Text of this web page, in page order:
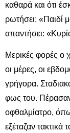
καθαρά και ότι
ρωτήσει: «Παιδί
απαντήσει:
Μερικές φορές ο
οι μέρες, οι
γρήγορα.
φως του.
οφθαλμίατρο,
εξέταζαν τακτικά